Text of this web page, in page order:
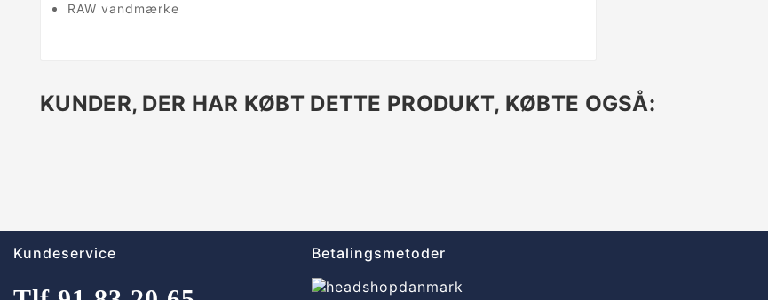
RAW vandmærke
KUNDER, DER HAR KØBT DETTE PRODUKT, KØBTE OGSÅ:
Kundeservice
Betalingsmetoder